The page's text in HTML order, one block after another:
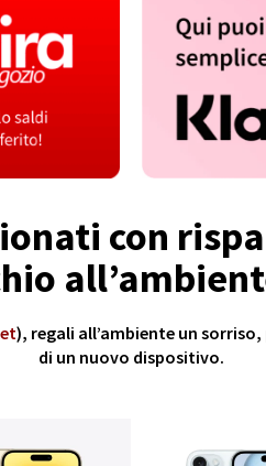
con
), regali all’ambiente un
di un nuovo dispositivo.